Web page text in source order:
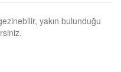
yakın bulunduğu